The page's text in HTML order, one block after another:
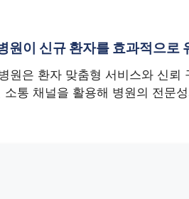
원이 신규 환자를 효과적으로
원은 환자 맞춤형 서비스와 신
소통 채널을 활용해 병원의 전문